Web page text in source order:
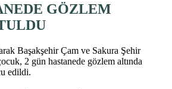
GÖZLEM
Başakşehir Çam ve Sakura Şehir
2 gün hastanede gözlem altında
edildi.